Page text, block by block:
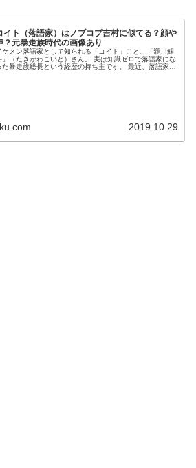
イト（落語家）はノブコブ吉村に似てる？顔や
？元暴走族時代の画像あり
ケメン落語家として知られる「コイト」こと、「瀧川鯉
（たきがわこいと）さん。 実は知識ゼロで落語家にな
暴走族総長という経歴の持ち主です。 最近、落語家の
2019.10.29